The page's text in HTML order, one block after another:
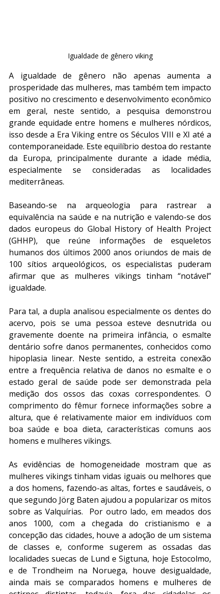
Igualdade de gênero viking
A igualdade de gênero não apenas aumenta a
prosperidade das mulheres, mas também tem impacto
positivo no crescimento e desenvolvimento econômico
em geral, neste sentido, a pesquisa demonstrou
grande equidade entre homens e mulheres nórdicos,
isso desde a Era Viking entre os Séculos VIII e XI até a
contemporaneidade. Este equilíbrio destoa do restante
da Europa, principalmente durante a idade média,
especialmente se consideradas as localidades
mediterrâneas.
Baseando-se na arqueologia para rastrear a
equivalência na saúde e na nutrição e valendo-se dos
dados europeus do Global History of Health Project
(GHHP), que reúne informações de esqueletos
humanos dos últimos 2000 anos oriundos de mais de
100 sítios arqueológicos, os especialistas puderam
afirmar que as mulheres vikings tinham “notável”
igualdade.
Para tal, a dupla analisou especialmente os dentes do
acervo, pois se uma pessoa esteve desnutrida ou
gravemente doente na primeira infância, o esmalte
dentário sofre danos permanentes, conhecidos como
hipoplasia linear. Neste sentido, a estreita conexão
entre a frequência relativa de danos no esmalte e o
estado geral de saúde pode ser demonstrada pela
medição dos ossos das coxas correspondentes. O
comprimento do fêmur fornece informações sobre a
altura, que é relativamente maior em indivíduos com
boa saúde e boa dieta, características comuns aos
homens e mulheres vikings.
As evidências de homogeneidade mostram que as
mulheres vikings tinham vidas iguais ou melhores que
a dos homens, fazendo-as altas, fortes e saudáveis, o
que segundo Jörg Baten ajudou a popularizar os mitos
sobre as Valquírias.  Por outro lado, em meados dos
anos 1000, com a chegada do cristianismo e a
concepção das cidades, houve a adoção de um sistema
de classes e, conforme sugerem as ossadas das
localidades suecas de Lund e Sigtuna, hoje Estocolmo,
e de Trondheim na Noruega, houve desigualdade,
ainda mais se comparados homens e mulheres de